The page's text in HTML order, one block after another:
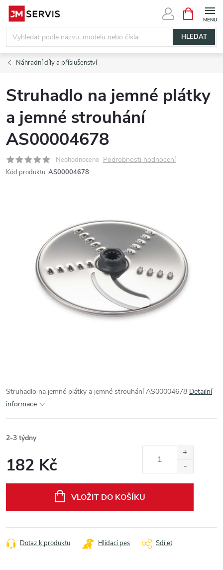
Přejít
obsah
HLEDAT
NÁKUPNÍ
KOŠÍK
Náhradní díly a příslušenství
Struhadlo na jemné plátky
a jemné strouhání
AS00004678
Neohodnoceno Podrobnosti hodnocení
Kód produktu: AS00004678
Struhadlo na jemné plátky a jemné strouhání AS00004678 Detailní
informace
2-3 týdny
182 Kč
VLOŽIT DO KOŠÍKU
Dotaz k produktu Hlídací pes Sdílet